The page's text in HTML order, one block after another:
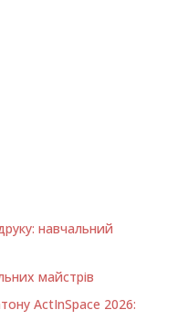
навчальний
майстрів
ActInSpace 2026: